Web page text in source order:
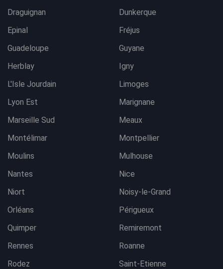
Draguignan
Dunkerque
Epinal
Fréjus
Guadeloupe
Guyane
Herblay
Igny
L'Isle Jourdain
Limoges
Lyon Est
Marignane
Marseille Sud
Meaux
Montélimar
Montpellier
Moulins
Mulhouse
Nantes
Nice
Niort
Noisy-le-Grand
Orléans
Périgueux
Quimper
Remiremont
Rennes
Roanne
Rodez
Saint-Etienne